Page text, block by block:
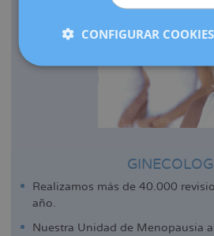
Realizamos más de 40.000
año.
Nuestra Unidad de Menopausia
CONFIGURAR COOKIES